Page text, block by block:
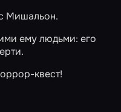
Мишальон.
ему людьми: его
квест!